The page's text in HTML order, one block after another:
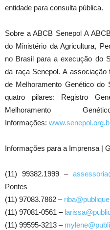
entidade para consulta pública.
Sobre a ABCB Senepol A
do Ministério da Agricultura,
no Brasil para a execução do
da raça Senepol. A
de Melhoramento Genético do
quatro pilares: Registro
Melhoramento
Informações:
Informações para a Imprensa |
(11) 99382.1999 –
Pontes
(11) 97083.7862 –
(11) 97081-0561 –
(11) 99595-3213 –